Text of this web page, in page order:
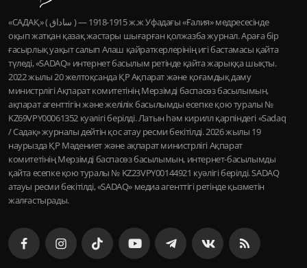
«САДАҚ» ( ساداق ) — 1915-1918 ж.ж Уфадағы «Ғалия» медресесінде
оқып жатқан қазақ жастары шығарған қолжазба журнал. Араға бір
ғасырлық уақыт салып Алаш қайраткерлерінің игі бастамасы қайта
түледі, «SADAQ» интернет басылым ретінде қайта жарыққа шықты.
2022 жылы 20 желтоқсанда ҚР Ақпарат және қоғамдық даму
министрлігі Ақпарат комитетінің Мерзімді баспасөз басылымын,
ақпарат агенттігін және желілік басылымды есепке қою туралы №
KZ69VPY00061352 куәлігі берілді. Латын һәм кирилл қарпіндегі «Sadaq
/ Садақ» журналы дейтін қос атау ресми бекітілді. 2026 жылы 19
наурызда ҚР Мәдениет және ақпарат министрлігі Ақпарат
комитетінің Мерзімді баспасөз басылымын, интернет-басылымды
қайта есепке қою туралы № KZ23VPY00144921 куәлігі берілді. SADAQ
атауы ресми бекітілді, «SADAQ» медиа агенттігі ретінде қызметін
жалғастырады.